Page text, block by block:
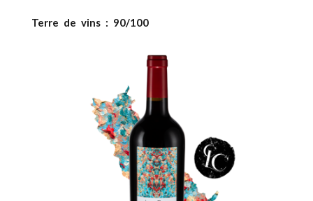
Terre de vins : 90/100